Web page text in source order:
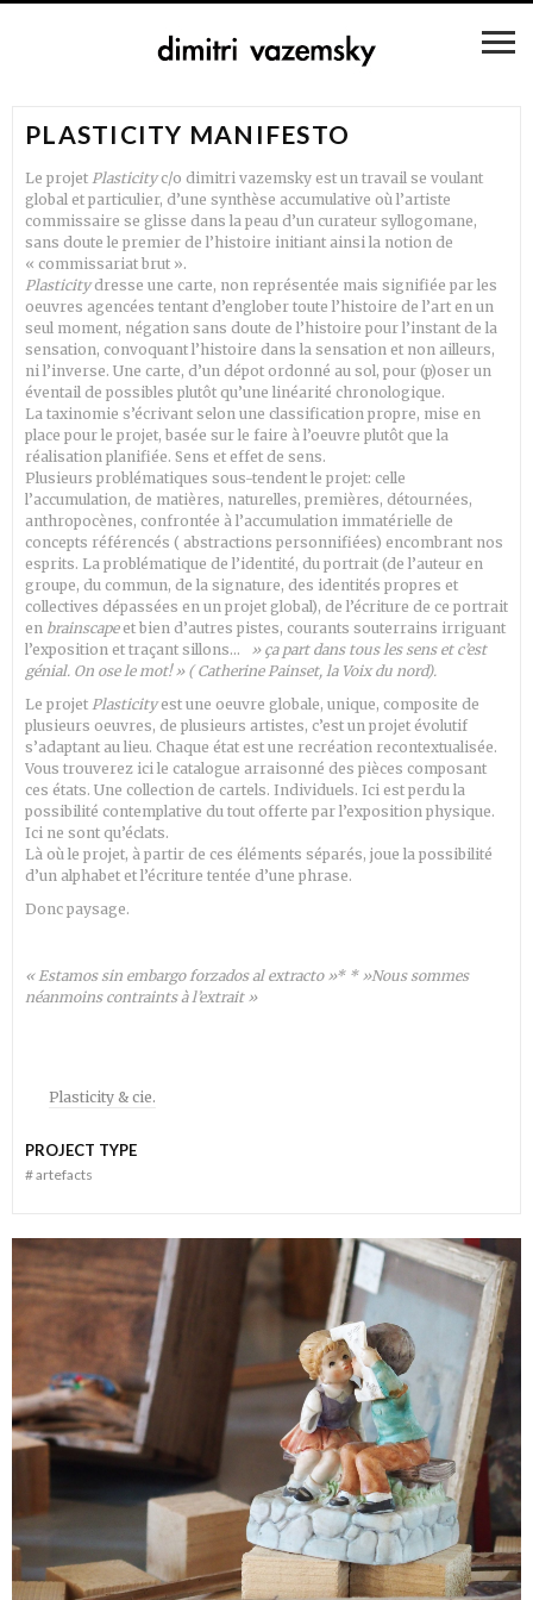
PLASTICITY MANIFESTO
Le projet Plasticityc/o dimitri vazemsky est un travail se voulant
global et particulier, d’une synthèse accumulative où l’artiste
commissaire se glisse dans la peau d’un curateur syllogomane,
sans doute le premier de l’histoire initiant ainsi la notion de
« commissariat brut ».
Plasticitydresse une carte, non représentée mais signifiée par les
oeuvres agencées tentant d’englober toute l’histoire de l’art en un
seul moment, négation sans doute de l’histoire pour l’instant de la
sensation, convoquant l’histoire dans la sensation et non ailleurs,
ni l’inverse. Une carte, d’un dépot ordonné au sol, pour (p)oser un
éventail de possibles plutôt qu’une linéarité chronologique.
La taxinomie s’écrivant selon une classification propre, mise en
place pour le projet, basée sur le faire à l’oeuvre plutôt que la
réalisation planifiée. Sens et effet de sens.
Plusieurs problématiques sous-tendent le projet: celle
l’accumulation, de matières, naturelles, premières, détournées,
anthropocènes, confrontée à l’accumulation immatérielle de
concepts référencés ( abstractions personnifiées) encombrant nos
esprits. La problématique de l’identité, du portrait (de l’auteur en
groupe, du commun, de la signature, des identités propres et
collectives dépassées en un projet global), de l’écriture de ce portrait
en brainscapeet bien d’autres pistes, courants souterrains irriguant
l’exposition et traçant sillons…
» ça part dans tous les sens et c’est
génial. On ose le mot! » ( Catherine Painset, la Voix du nord).
Le projet Plasticityest une oeuvre globale, unique, composite de
plusieurs oeuvres, de plusieurs artistes, c’est un projet évolutif
s’adaptant au lieu. Chaque état est une recréation recontextualisée.
Vous trouverez ici le catalogue arraisonné des pièces composant
ces états. Une collection de cartels. Individuels. Ici est perdu la
possibilité contemplative du tout offerte par l’exposition physique.
Ici ne sont qu’éclats.
Là où le projet, à partir de ces éléments séparés, joue la possibilité
d’un alphabet et l’écriture tentée d’une phrase.
Donc paysage.
« Estamos sin embargo forzados al extracto »* * »Nous sommes
néanmoins contraints à l’extrait »
Plasticity & cie.
PROJECT TYPE
#artefacts